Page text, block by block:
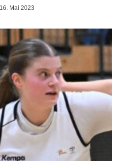
16. Mai 2023